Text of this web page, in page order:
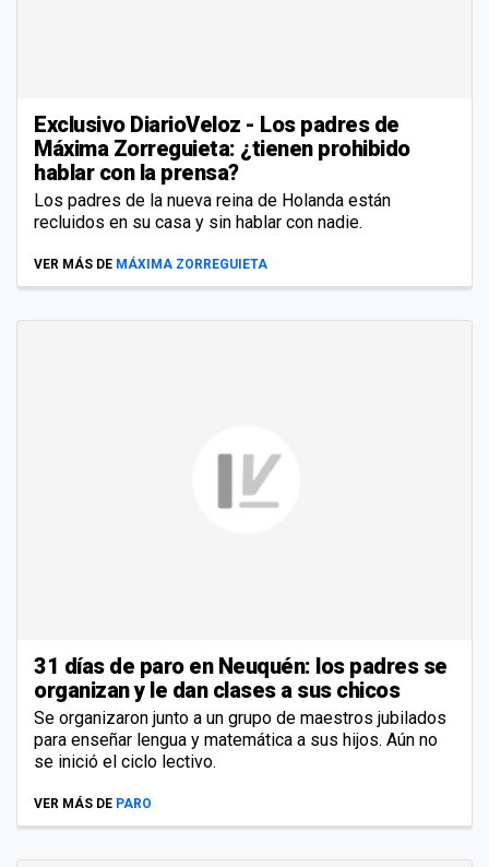
Exclusivo DiarioVeloz - Los padres de
Máxima Zorreguieta: ¿tienen prohibido
hablar con la prensa?
Los padres de la nueva reina de Holanda están
recluidos en su casa y sin hablar con nadie.
VER MÁS DE MÁXIMA ZORREGUIETA
31 días de paro en Neuquén: los padres se
organizan y le dan clases a sus chicos
Se organizaron junto a un grupo de maestros jubilados
para enseñar lengua y matemática a sus hijos. Aún no
se inició el ciclo lectivo.
VER MÁS DE PARO